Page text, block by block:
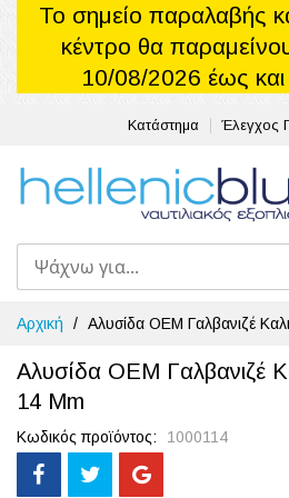
Το σημείο παραλαβής
κέντρο θα
10/08/2026 έως
Κατάστημα Έλεγχος
Μετάβαση
στο
περιεχόμενο
Αρχική Αλυσίδα OEM Γαλβανιζέ
Αλυσίδα OEM Γαλβανιζέ
14 Mm
Κωδικός προϊόντος 1000114